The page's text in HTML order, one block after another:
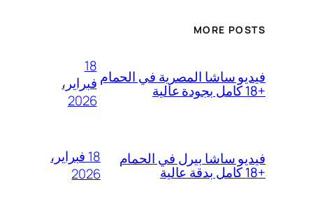
MORE POSTS
فيديو ساشا المصرية في الحمام
+18 كامل بجودة عالية
18
فبراير،
2026
فيديو ساشا بيرل في الحمام
+18 كامل بدقة عالية
18 فبراير،
2026